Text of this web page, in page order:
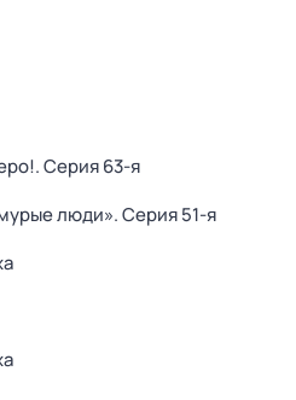
. Серия 63-я
люди». Серия 51-я